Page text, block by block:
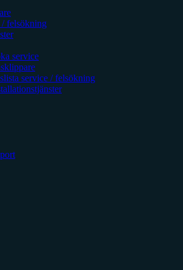
/ felsökning
service
service / felsökning